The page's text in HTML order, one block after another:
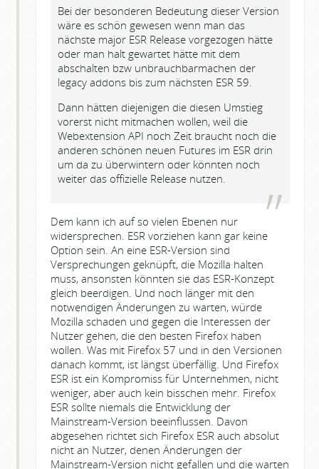
Bei der besonderen Bedeutung dieser Version
wäre es schön gewesen wenn man das
nächste major ESR Release vorgezogen hätte
oder man halt gewartet hätte mit dem
abschalten bzw unbrauchbarmachen der
legacy addons bis zum nächsten ESR 59.
Dann hätten diejenigen die diesen Umstieg
vorerst nicht mitmachen wollen, weil die
Webextension API noch Zeit braucht noch die
anderen schönen neuen Futures im ESR drin
um da zu überwintern oder könnten noch
weiter das offizielle Release nutzen.
Dem kann ich auf so vielen Ebenen nur
widersprechen. ESR vorziehen kann gar keine
Option sein. An eine ESR-Version sind
Versprechungen geknüpft, die Mozilla halten
muss, ansonsten könnten sie das ESR-Konzept
gleich beerdigen. Und noch länger mit den
notwendigen Änderungen zu warten, würde
Mozilla schaden und gegen die Interessen der
Nutzer gehen, die den besten Firefox haben
wollen. Was mit Firefox 57 und in den Versionen
danach kommt, ist längst überfällig. Und Firefox
ESR ist ein Kompromiss für Unternehmen, nicht
weniger, aber auch kein bisschen mehr. Firefox
ESR sollte niemals die Entwicklung der
Mainstream-Version beeinflussen. Davon
abgesehen richtet sich Firefox ESR auch absolut
nicht an Nutzer, denen Änderungen der
Mainstream-Version nicht gefallen und die warten